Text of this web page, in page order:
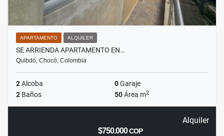
APARTAMENTO ALQUILER
SE ARRIENDA APARTAMENTO EN…
Quibdó, Chocó, Colombia
2Alcoba 0Garaje
2 Baños 50Área m2
Alquiler
$750.000COP